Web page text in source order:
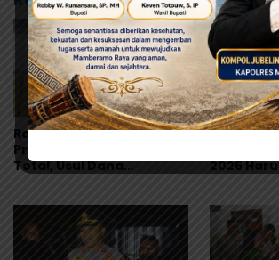
Ramses Wally Minta
Program MBG Dievaluasi
Total, Usul Dana
Ramses
Danau
2026